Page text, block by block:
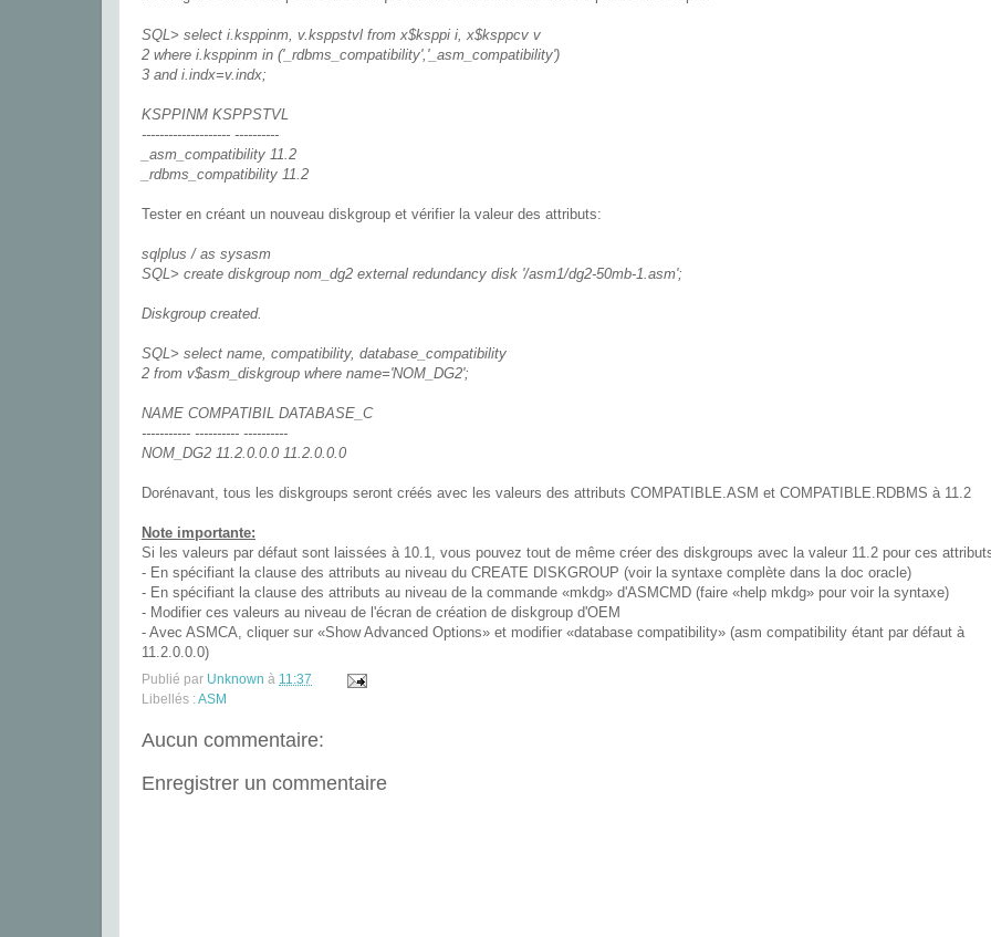
SQL> select i.ksppinm, v.ksppstvl from x$ksppi i, x$ksppcv v
2 where i.ksppinm in ('_rdbms_compatibility','_asm_compatibility')
3 and i.indx=v.indx;
KSPPINM KSPPSTVL
-------------------- ----------
_asm_compatibility 11.2
_rdbms_compatibility 11.2
Tester en créant un nouveau diskgroup et vérifier la valeur des attributs:
sqlplus / as sysasm
SQL> create diskgroup nom_dg2 external redundancy disk '/asm1/dg2-50mb-1.asm';
Diskgroup created.
SQL> select name, compatibility, database_compatibility
2 from v$asm_diskgroup where name='NOM_DG2';
NAME COMPATIBIL DATABASE_C
----------- ---------- ----------
NOM_DG2 11.2.0.0.0 11.2.0.0.0
Dorénavant, tous les diskgroups seront créés avec les valeurs des attributs COMPATIBLE.ASM et COMPATIBLE.RDBMS à 11.2
Note importante:
Si les valeurs par défaut sont laissées à 10.1, vous pouvez tout de même créer des diskgroups avec la valeur 11.2 pour ces
- En spécifiant la clause des attributs au niveau du CREATE DISKGROUP (voir la syntaxe complète dans la doc oracle)
- En spécifiant la clause des attributs au niveau de la commande «mkdg» d'ASMCMD (faire «help mkdg» pour voir la syntaxe)
- Modifier ces valeurs au niveau de l'écran de création de diskgroup d'OEM
- Avec ASMCA, cliquer sur «Show Advanced Options» et modifier «database compatibility» (asm compatibility étant par défaut à
11.2.0.0.0)
Publié par Unknown à 11:37
Libellés : ASM
Aucun commentaire:
Enregistrer un commentaire